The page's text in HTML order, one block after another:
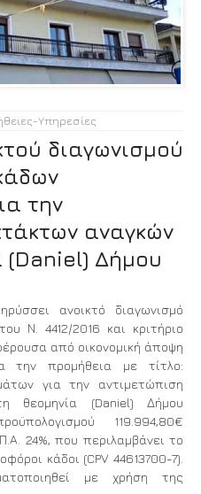
Υπηρεσίες
διαγωνισμού
την
αναγκών
(Daniel) Δήμου
ανοικτό διαγωνισμό
Ν. 4412/2016 και κριτήριο
από οικονομική άποψη
την προμήθεια με τίτλο:
για την αντιμετώπιση
θεομηνία (Daniel) Δήμου
119.994,80€
24%, που περιλαμβάνει το
κάδοι (CPV 44613700-7).
με χρήση της